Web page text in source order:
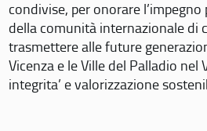
condivise, per onorare
della comunità internazionale di
trasmettere alle future
Vicenza e le Ville del Palladio nel
integrita’ e valorizzazione